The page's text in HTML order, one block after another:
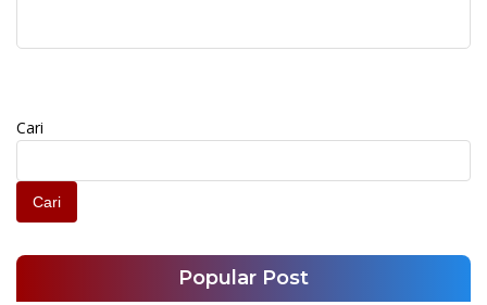
Cari
Cari
Popular Post